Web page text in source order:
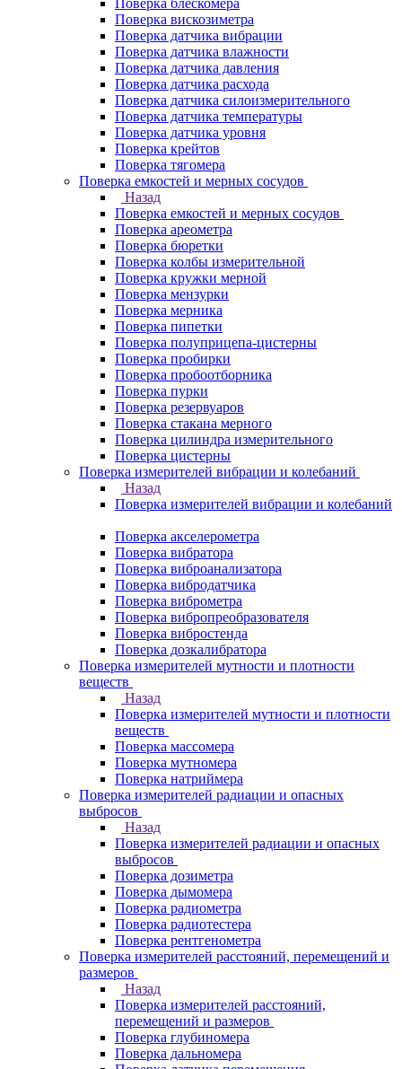
Поверка блескомера
Поверка вискозиметра
Поверка датчика вибрации
Поверка датчика влажности
Поверка датчика давления
Поверка датчика расхода
Поверка датчика силоизмерительного
Поверка датчика температуры
Поверка датчика уровня
Поверка крейтов
Поверка тягомера
Поверка емкостей и мерных сосудов
Назад
Поверка емкостей и мерных сосудов
Поверка ареометра
Поверка бюретки
Поверка колбы измерительной
Поверка кружки мерной
Поверка мензурки
Поверка мерника
Поверка пипетки
Поверка полуприцепа-цистерны
Поверка пробирки
Поверка пробоотборника
Поверка пурки
Поверка резервуаров
Поверка стакана мерного
Поверка цилиндра измерительного
Поверка цистерны
Поверка измерителей вибрации и колебаний
Назад
Поверка измерителей вибрации и колебаний
Поверка акселерометра
Поверка вибратора
Поверка виброанализатора
Поверка вибродатчика
Поверка виброметра
Поверка вибропреобразователя
Поверка вибростенда
Поверка дозкалибратора
Поверка измерителей мутности и плотности
веществ
Назад
Поверка измерителей мутности и плотности
веществ
Поверка массомера
Поверка мутномера
Поверка натриймера
Поверка измерителей радиации и опасных
выбросов
Назад
Поверка измерителей радиации и опасных
выбросов
Поверка дозиметра
Поверка дымомера
Поверка радиометра
Поверка радиотестера
Поверка рентгенометра
Поверка измерителей расстояний, перемещений и
размеров
Назад
Поверка измерителей расстояний,
перемещений и размеров
Поверка глубиномера
Поверка дальномера